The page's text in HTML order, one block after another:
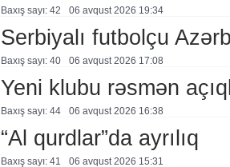
Baxış sayı: 42 06 avqust 2026 19:34
Serbiyalı futbolçu
Baxış sayı: 40 06 avqust 2026 17:08
Yeni klubu rəsmən
Baxış sayı: 44 06 avqust 2026 16:38
“Al qurdlar”da ayrılıq
Baxış sayı: 41 06 avqust 2026 15:31